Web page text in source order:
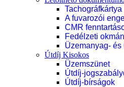
A fuvarozói
CMR
Fedélzeti
Üzemanyag-
Útdíj Kisokos
Üzemszünet
Útdíj-
Útdíj-bírságok